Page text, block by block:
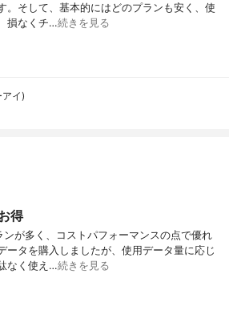
。そして、基本的にはどのプランも安く、使
損なくチ…続きを見る
イ)
得
が多く、コストパフォーマンスの点で優れ
ータを購入しましたが、使用データ量に応じ
なく使え…続きを見る